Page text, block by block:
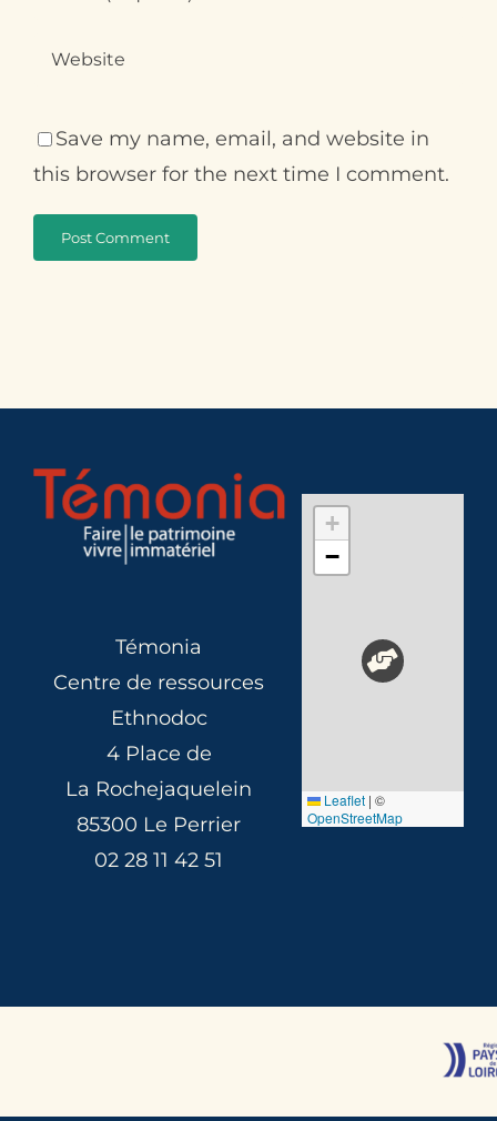
Save my name, email, and website in
this browser for the next time I comment.
Témonia
Centre de ressources
Ethnodoc
4 Place de
La Rochejaquelein
85300 Le Perrier
02 28 11 42 51
+
−
Leaflet | ©
OpenStreetMap